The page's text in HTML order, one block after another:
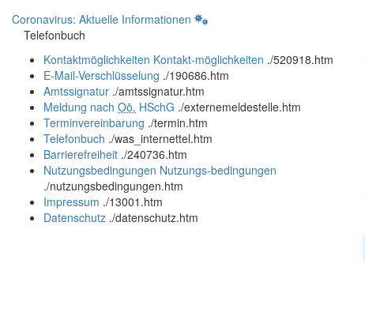
Coronavirus: Aktuelle Informationen
Telefonbuch
Kontaktmöglichkeiten Kontakt-möglichkeiten ./520918.htm
E-Mail-Verschlüsselung ./190686.htm
Amtssignatur ./amtssignatur.htm
Meldung nach Oö. HSchG ./externemeldestelle.htm
Terminvereinbarung ./termin.htm
Telefonbuch ./was_internettel.htm
Barrierefreiheit ./240736.htm
Nutzungsbedingungen Nutzungs-bedingungen
./nutzungsbedingungen.htm
Impressum ./13001.htm
Datenschutz ./datenschutz.htm